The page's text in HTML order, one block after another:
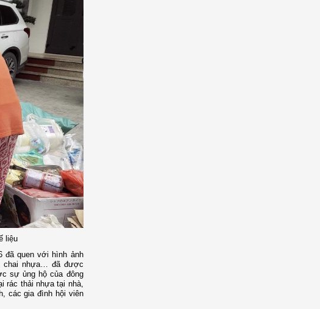
liệu
đã quen với hình ảnh
chai nhựa… đã được
sự ủng hộ của đông
rác thải nhựa tại nhà,
các gia đình hội viên